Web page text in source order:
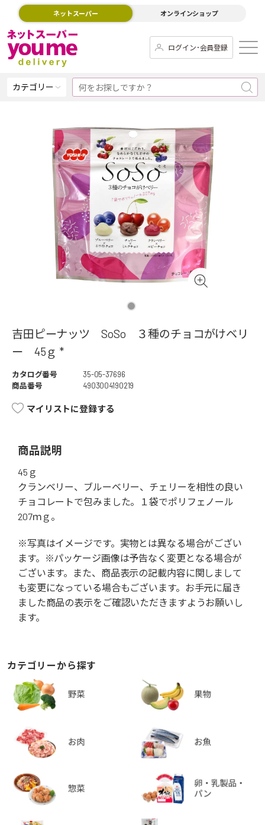
ネットスーパー オンラインショップ
ログイン･会員登録
カテゴリー
吉田ピーナッツ SoSo ３種のチョコがけベリ
ー 45ｇ *
カタログ番号
35-05-37696
商品番号
4903004190219
マイリストに登録する
商品説明
45ｇ
クランベリー、ブルーベリー、チェリーを相性の良い
チョコレートで包みました。１袋でポリフェノール
207ｍｇ。
※写真はイメージです。実物とは異なる場合がござい
ます。※パッケージ画像は予告なく変更となる場合が
ございます。また、商品表示の記載内容に関しまして
も変更になっている場合もございます。お手元に届き
ました商品の表示をご確認いただきますようお願いし
ます。
カテゴリーから探す